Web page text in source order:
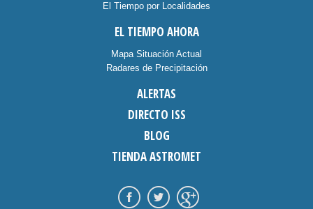
El Tiempo por Localidades
EL TIEMPO AHORA
Mapa Situación Actual
Radares de Precipitación
ALERTAS
DIRECTO ISS
BLOG
TIENDA ASTROMET